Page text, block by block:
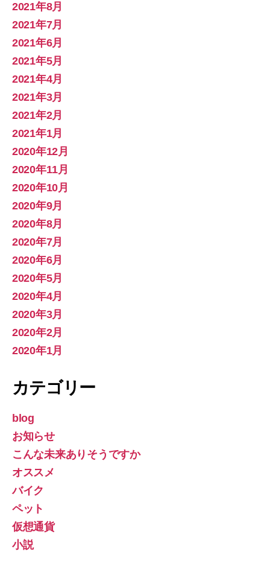
2021年8月
2021年7月
2021年6月
2021年5月
2021年4月
2021年3月
2021年2月
2021年1月
2020年12月
2020年11月
2020年10月
2020年9月
2020年8月
2020年7月
2020年6月
2020年5月
2020年4月
2020年3月
2020年2月
2020年1月
カテゴリー
blog
お知らせ
こんな未来ありそうですか
オススメ
バイク
ペット
仮想通貨
小説